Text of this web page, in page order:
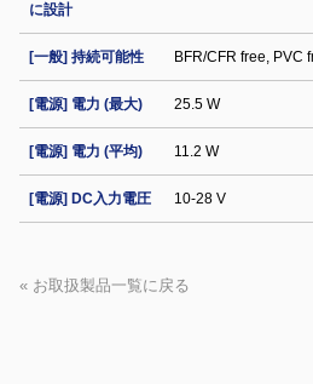
に設計
[一般] 持続可能性 BFR/CFR free, PVC
[電源] 電力 (最大) 25.5 W
[電源] 電力 (平均) 11.2 W
[電源] DC入力電圧 10-28 V
« お取扱製品一覧に戻る